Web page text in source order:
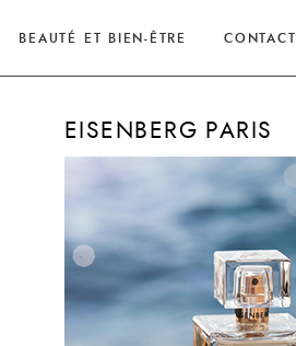
BEAUTÉ ET BIEN-ÊTRE CONTACT
EISENBERG PARIS